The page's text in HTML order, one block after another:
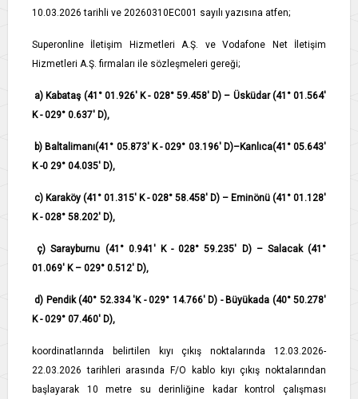
10.03.2026 tarihli ve 20260310EC001 sayılı yazısına atfen;
Superonline İletişim Hizmetleri A.Ş. ve Vodafone Net İletişim
Hizmetleri A.Ş. firmaları ile sözleşmeleri gereği;
a) Kabataş (41° 01.926' K - 028° 59.458' D) – Üsküdar (41° 01.564'
K - 029° 0.637' D),
b) Baltalimanı(41° 05.873' K - 029° 03.196' D)–Kanlıca(41° 05.643'
K -0 29° 04.035' D),
c) Karaköy (41° 01.315' K - 028° 58.458' D) – Eminönü (41° 01.128'
K - 028° 58.202' D),
ç) Sarayburnu (41° 0.941' K - 028° 59.235' D) – Salacak (41°
01.069' K – 029° 0.512' D),
d) Pendik (40° 52.334 'K - 029° 14.766' D) - Büyükada (40° 50.278'
K - 029° 07.460' D),
koordinatlarında belirtilen kıyı çıkış noktalarında 12.03.2026-
22.03.2026 tarihleri arasında F/O kablo kıyı çıkış noktalarından
başlayarak 10 metre su derinliğine kadar kontrol çalışması